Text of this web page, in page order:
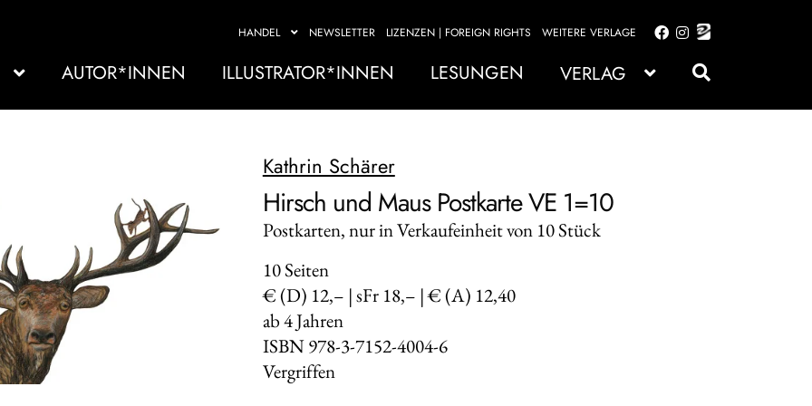
HANDEL NEWSLETTER LIZENZEN | FOREIGN RIGHTS WEITERE VERLAGE
Zur
springen
Zum
springen
AUTOR*INNEN ILLUSTRATOR*INNEN LESUNGEN VERLAG
Kathrin Schärer
Hirsch und Maus Postkarte VE 1=10
Postkarten, nur in Verkaufeinheit von 10 Stück
10Seiten
€ (D) 12,– | sFr 18,– | € (A) 12,40
ab 4 Jahren
ISBN 978-3-7152-4004-6
Vergriffen